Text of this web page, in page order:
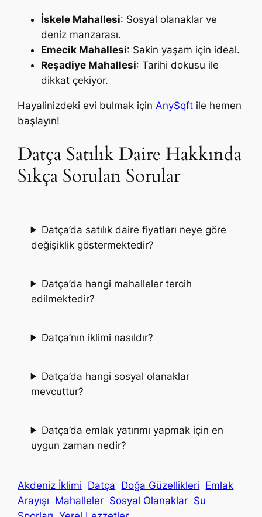
İskele Mahallesi: Sosyal olanaklar ve
deniz manzarası.
Emecik Mahallesi: Sakin yaşam için ideal.
Reşadiye Mahallesi: Tarihi dokusu ile
dikkat çekiyor.
Hayalinizdeki evi bulmak için AnySqft ile hemen
başlayın!
Datça Satılık Daire Hakkında
Sıkça Sorulan Sorular
Datça’da satılık daire fiyatları neye göre
değişiklik göstermektedir?
Datça’da hangi mahalleler tercih
edilmektedir?
Datça’nın iklimi nasıldır?
Datça’da hangi sosyal olanaklar
mevcuttur?
Datça’da emlak yatırımı yapmak için en
uygun zaman nedir?
Akdeniz İklimi Datça Doğa Güzellikleri Emlak
Arayışı Mahalleler Sosyal Olanaklar Su